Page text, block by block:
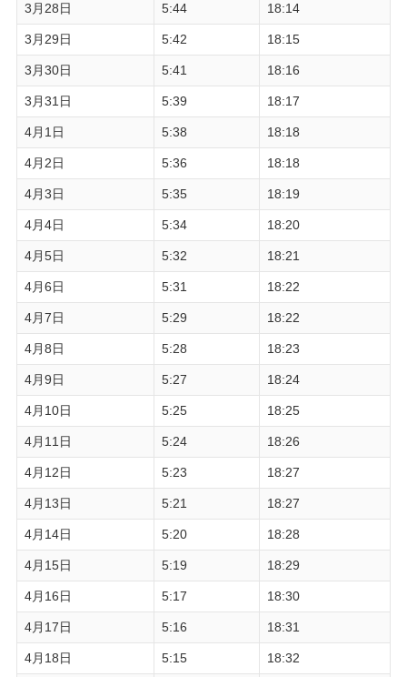
3月28日 5:44 18:14
3月29日 5:42 18:15
3月30日 5:41 18:16
3月31日 5:39 18:17
4月1日 5:38 18:18
4月2日 5:36 18:18
4月3日 5:35 18:19
4月4日 5:34 18:20
4月5日 5:32 18:21
4月6日 5:31 18:22
4月7日 5:29 18:22
4月8日 5:28 18:23
4月9日 5:27 18:24
4月10日 5:25 18:25
4月11日 5:24 18:26
4月12日 5:23 18:27
4月13日 5:21 18:27
4月14日 5:20 18:28
4月15日 5:19 18:29
4月16日 5:17 18:30
4月17日 5:16 18:31
4月18日 5:15 18:32